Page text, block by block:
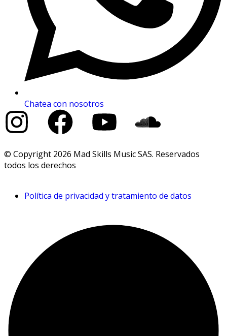
Chatea con nosotros
© Copyright 2026 Mad Skills Music SAS. Reservados
todos los derechos
Política de privacidad y tratamiento de datos